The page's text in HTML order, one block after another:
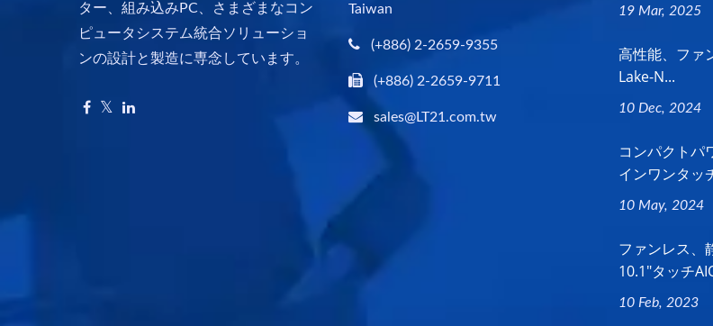
ター、組み込みPC、さまざまなコン
ピュータシステム統合ソリューショ
ンの設計と製造に専念しています。
Taiwan
(+886) 2-2659-9355
(+886) 2-2659-9711
sales@LT21.com.tw
19 Mar, 2025
高性能、フ
Lake-N...
10 Dec, 2024
コンパクトパ
インワンタッ
10 May, 2024
ファンレス、
10.1"タッチ
10 Feb, 2023